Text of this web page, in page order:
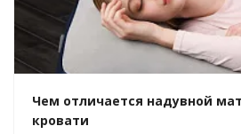
Чем отличается надувной
кровати